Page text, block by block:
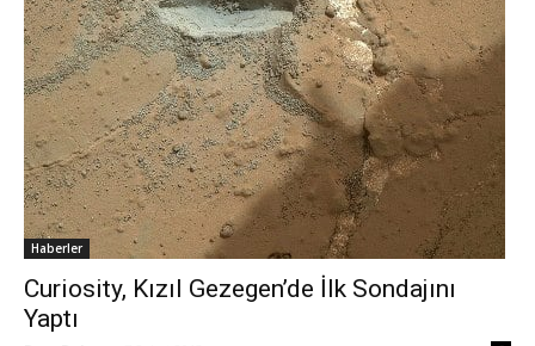
Haberler
Curiosity, Kızıl Gezegen’de İlk Sondajını
Yaptı